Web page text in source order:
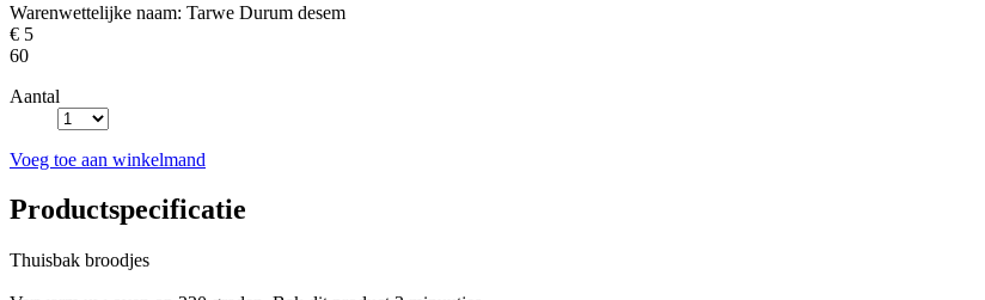
Warenwettelijke naam: Tarwe Durum desem
€ 5
60
Aantal
Voeg toe aan winkelmand
Productspecificatie
Thuisbak broodjes